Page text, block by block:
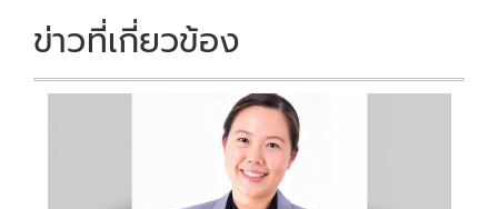
ข่าวที่เกี่ยวข้อง